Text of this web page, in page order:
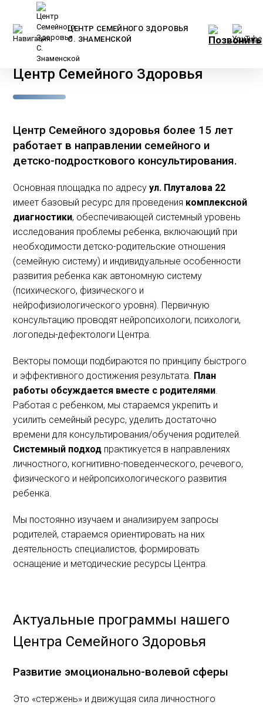
ЦЕНТР СЕМЕЙНОГО ЗДОРОВЬЯ
С. ЗНАМЕНСКОЙ
Главная
Контакты
Центр Семейного Здоровья
Центр Семейного здоровья более 15 лет
работает в направлении семейного и
детско-подросткового консультирования.
Основная площадка по адресуул. Плуталова 22
имеет базовый ресурс для проведения комплексной
диагностики, обеспечивающей системный уровень
исследования проблемы ребенка, включающий при
необходимости детско-родительские отношения
(семейную систему) и индивидуальные особенности
развития ребенка как автономную систему
(психического, физического и
нейрофизиологического уровня). Первичную
консультацию проводят нейропсихологи, психологи,
логопеды-дефектологи Центра.
Векторы помощи подбираются по принципу быстрого
и эффективного достижения результата. План
работы обсуждается вместе с родителями.
Работая с ребенком, мы стараемся укрепить и
усилить семейный ресурс, уделить достаточно
времени для консультирования/обучения родителей.
Системный подход практикуется в направлениях
личностного, когнитивно-поведенческого, речевого,
физического и нейропсихологического развития
ребенка.
Мы постоянно изучаем и анализируем запросы
родителей, стараемся ориентировать на них
деятельность специалистов, формировать
оснащение и методические ресурсы Центра.
Актуальные программы нашего
Центра Семейного Здоровья
Развитие эмоционально-волевой сферы
Это «стержень» и движущая сила личностного